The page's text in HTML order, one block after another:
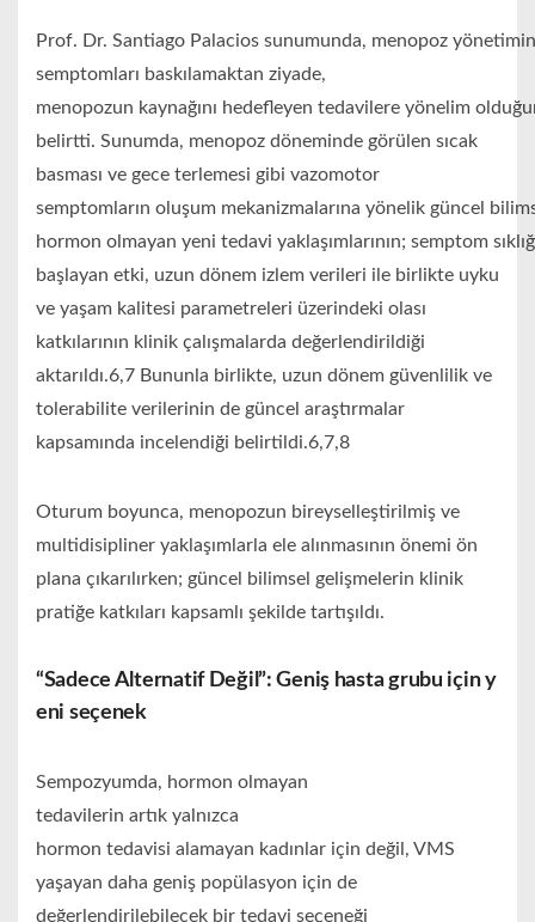
Prof. Dr. Santiago Palacios sunumunda, menopoz
semptomları baskılamaktan ziyade,
menopozun kaynağını hedefleyen tedavilere yönelim
belirtti. Sunumda, menopoz döneminde görülen sıcak
basması ve gece terlemesi gibi vazomotor
semptomların oluşum mekanizmalarına yönelik güncel
hormon olmayan yeni tedavi yaklaşımlarının; semptom
başlayan etki, uzun dönem izlem verileri ile birlikte uyku
ve yaşam kalitesi parametreleri üzerindeki olası
katkılarının klinik çalışmalarda değerlendirildiği
aktarıldı.6,7 Bununla birlikte, uzun dönem güvenlilik ve
tolerabilite verilerinin de güncel araştırmalar
kapsamında incelendiği belirtildi.6,7,8
Oturum boyunca, menopozun bireyselleştirilmiş ve
multidisipliner yaklaşımlarla ele alınmasının önemi ön
plana çıkarılırken; güncel bilimsel gelişmelerin klinik
pratiğe katkıları kapsamlı şekilde tartışıldı.
“Sadece Alternatif Değil”: Geniş hasta grubu için y
eni seçenek
Sempozyumda, hormon olmayan
tedavilerin artık yalnızca
hormon tedavisi alamayan kadınlar için değil, VMS
yaşayan daha geniş popülasyon için de
değerlendirilebilecek bir tedavi seçeneği